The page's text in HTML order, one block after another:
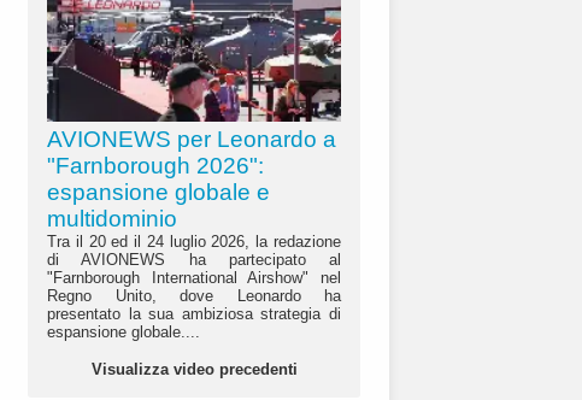
AVIONEWS per Leonardo a
"Farnborough 2026":
espansione globale e
multidominio
Tra il 20 ed il 24 luglio 2026, la redazione
di AVIONEWS ha partecipato al
"Farnborough International Airshow" nel
Regno Unito, dove Leonardo ha
presentato la sua ambiziosa strategia di
espansione globale....
Visualizza video precedenti